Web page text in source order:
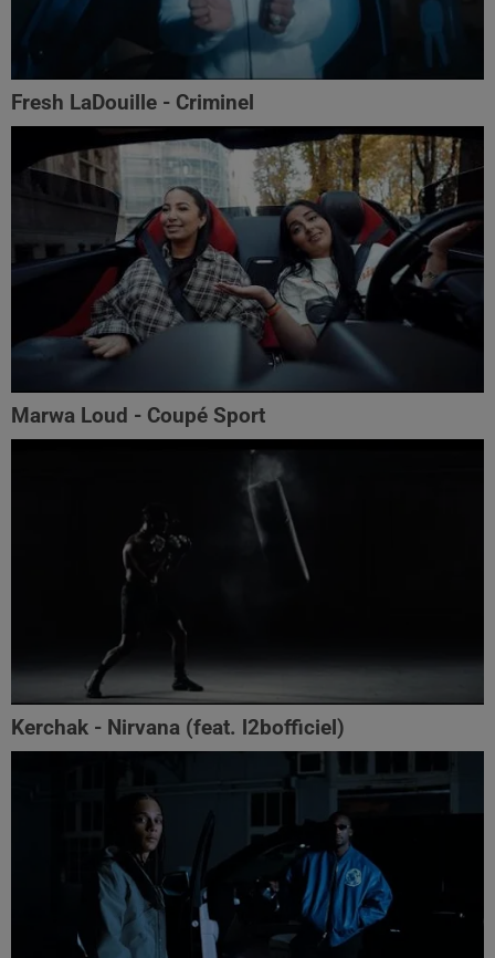
Fresh LaDouille - Criminel
Marwa Loud - Coupé Sport
Kerchak - Nirvana (feat. ‪l2bofficiel‬)